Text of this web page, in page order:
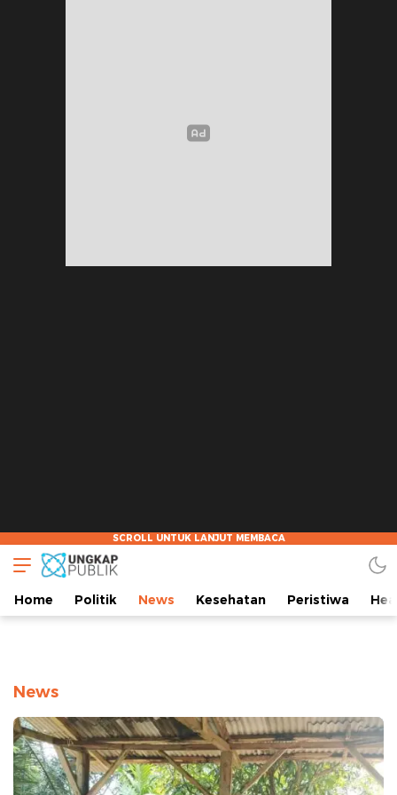
Home Politik News Kesehatan Peristiwa
News